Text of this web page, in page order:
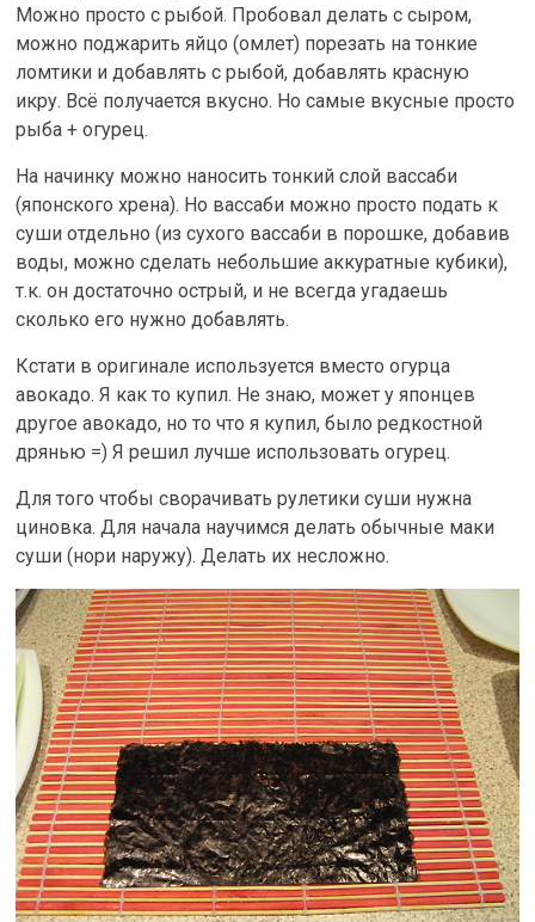
Можно просто с рыбой. Пробовал делать с сыром,
можно поджарить яйцо (омлет) порезать на тонкие
ломтики и добавлять с рыбой, добавлять красную
икру. Всё получается вкусно. Но самые вкусные просто
рыба + огурец.
На начинку можно наносить тонкий слой вассаби
(японского хрена). Но вассаби можно просто подать к
суши отдельно (из сухого вассаби в порошке, добавив
воды, можно сделать небольшие аккуратные кубики),
т.к. он достаточно острый, и не всегда угадаешь
сколько его нужно добавлять.
Кстати в оригинале используется вместо огурца
авокадо. Я как то купил. Не знаю, может у японцев
другое авокадо, но то что я купил, было редкостной
дрянью =) Я решил лучше использовать огурец.
Для того чтобы сворачивать рулетики суши нужна
циновка. Для начала научимся делать обычные маки
суши (нори наружу). Делать их несложно.